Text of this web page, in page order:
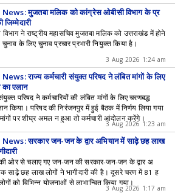
मुजतबा मलिक को कांग्रेस ओबीसी विभाग के प्र
जिम्मेदारी
ने राष्ट्रीय महासचिव मुजतबा मलिक को उत्तराखंड में होने
चुनाव के लिए चुनाव प्रचार प्रभारी नियुक्त किया है।
3 Aug 2026 1:24 am
राज्य कर्मचारी संयुक्त परिषद ने लंबित मांगों के लिए
एलान
परिषद ने कर्मचारियों की लंबित मांगों के लिए चरणबद्ध
किया। परिषद की निरंजनपुर में हुई बैठक में निर्णय लिया गया
पर शीघ्र अमल न हुआ तो कर्मचारी आंदोलन करेंगे।
3 Aug 2026 1:23 am
सरकार जन-जन के द्वार अभियान में साढ़े छह लाख
ओर से चलाए गए जन-जन की सरकार-जन-जन के द्वार अ
साढ़े छह लाख लोगों ने भागीदारी की है। दूसरे चरण में 81 ह
को विभिन्न योजनाओं से लाभान्वित किया गया।
3 Aug 2026 1:17 am